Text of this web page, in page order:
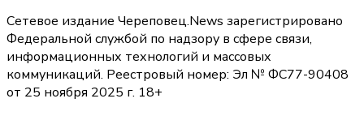
Сетевое издание Череповец.News зарегистрировано
Федеральной службой по надзору в сфере связи,
информационных технологий и массовых
коммуникаций. Реестровый номер: Эл № ФС77-90408
от 25 ноября 2025 г. 18+